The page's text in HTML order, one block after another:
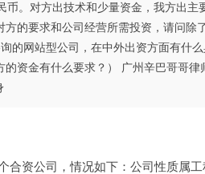
。对方出技术和少量资金，我方出主
方的要求和公司经营所需投资，请问除
的网站型公司，在中外出资方面有什
资金有什么要求？） 广州辛巴哥哥律
合资公司，情况如下：公司性质属